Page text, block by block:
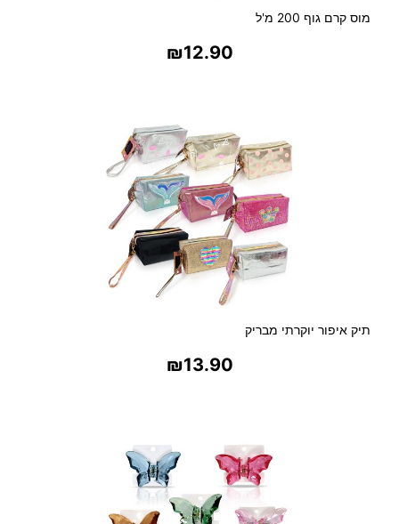
מוס קרם גוף 200 מ'ל
₪12.90
תיק איפור יוקרתי מבריק
₪13.90